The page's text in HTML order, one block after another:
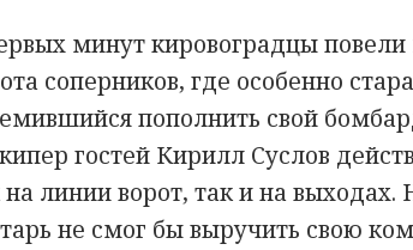
минут кировоградцы
соперников, где особенно
пополнить свой
гостей Кирилл Суслов
на линии ворот, так и на
не смог бы выручить свою